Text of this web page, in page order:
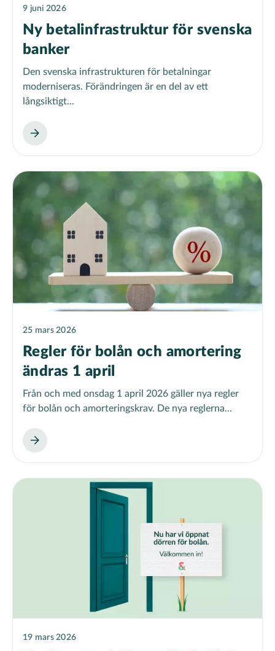
9 juni 2026
Ny betalinfrastruktur för svenska
banker
Den svenska infrastrukturen för betalningar
moderniseras. Förändringen är en del av ett
långsiktigt...
25 mars 2026
Regler för bolån och amortering
ändras 1 april
Från och med onsdag 1 april 2026 gäller nya regler
för bolån och amorteringskrav. De nya reglerna...
19 mars 2026